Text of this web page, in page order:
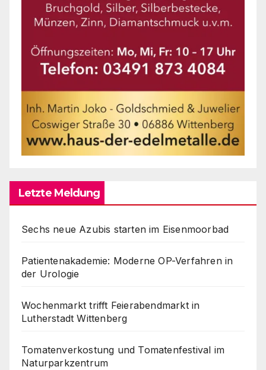
Letzte Meldung
Sechs neue Azubis starten im Eisenmoorbad
Patientenakademie: Moderne OP-Verfahren in
der Urologie
Wochenmarkt trifft Feierabendmarkt in
Lutherstadt Wittenberg
Tomatenverkostung und Tomatenfestival im
Naturparkzentrum